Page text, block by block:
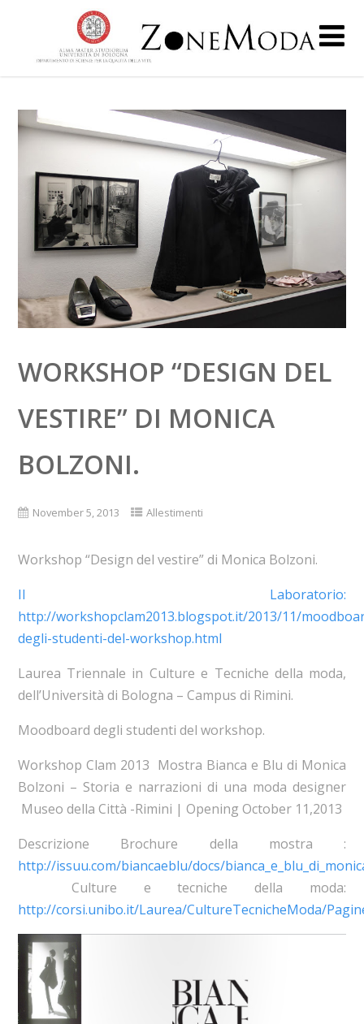
WORKSHOP “DESIGN DEL
VESTIRE” DI MONICA
BOLZONI.
November 5, 2013 Allestimenti
Workshop “Design del vestire” di Monica Bolzoni.
Il Laboratorio:
http://workshopclam2013.blogspot.it/2013/11/
degli-studenti-del-workshop.html
Laurea Triennale in Culture e Tecniche della moda,
dell’Università di Bologna – Campus di Rimini.
Moodboard degli studenti del workshop.
Workshop Clam 2013 Mostra Bianca e Blu di Monica
Bolzoni – Storia e narrazioni di una moda designer
Museo della Città -Rimini | Opening October 11,2013
Descrizione Brochure della mostra :
http://issuu.com/biancaeblu/docs/
Culture e tecniche della moda:
http://corsi.unibo.it/Laurea/CultureTecnicheModa/